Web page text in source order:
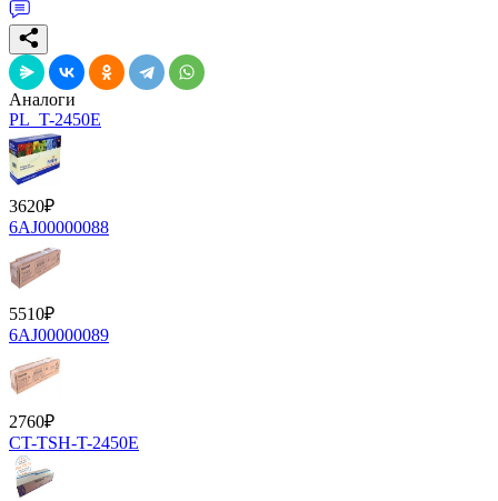
Аналоги
PL_T-2450E
3620₽
6AJ00000088
5510₽
6AJ00000089
2760₽
CT-TSH-T-2450E